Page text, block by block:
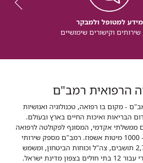
מידע למטופל ולמבקר
וקישורים שימושיים
הרפואית רמב"ם
- מקום בו רפואה, טכנולוגיה ואנושיות
הבריאות ואיכות החיים בארץ ובעולם.
ממשלתי אקדמי, המסונף לפקולטה לרפואה
של הטכניון ומונה כ- 1000 מיטות אשפוז. רמב"ם מספק שירותי
רפואה לכ-2,700,000 תושבים, צה"ל וכוחות הביטחון, ומשמש
מדינת ישראל.